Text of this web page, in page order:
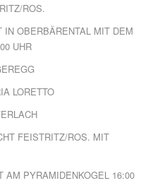
ROS.
IN OBERBÄRENTAL MIT DEM
UHR
LORETTO
FEISTRITZ/ROS. MIT
AM PYRAMIDENKOGEL 16:00